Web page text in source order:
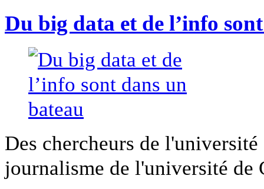
Du big data et de l’info
Des chercheurs de
journalisme de l'université